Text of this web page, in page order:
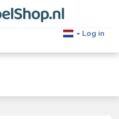
Log in